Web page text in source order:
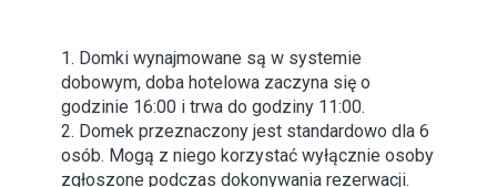
1. Domki wynajmowane są w systemie
dobowym, doba hotelowa zaczyna się o
godzinie 16:00 i trwa do godziny 11:00.
2. Domek przeznaczony jest standardowo dla 6
osób. Mogą z niego korzystać wyłącznie osoby
zgłoszone podczas dokonywania rezerwacji.